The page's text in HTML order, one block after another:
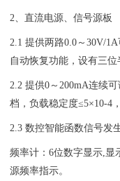
2、直流电源、信号源板
2.1 提供两路0.0～30V/
自动恢复功能，设有三
2.2 提供0～200mA连续
档，负载稳定度≤5×10-4
2.3 数控智能函数信号发
频率计：6位数字显示,显
源频率指示。